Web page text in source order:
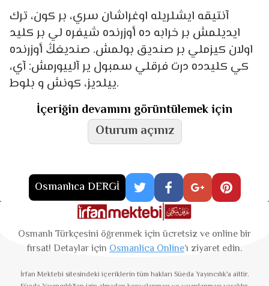
آنتيقه ايشلريله اوغراشان سري، بر كون، ترك
ايديلمش بر خرابه ده أوزرنده شيفره لي بر كليد
اولان كيزملي بر صنديق بولمش. صنديغڭ أوزرنده
كي كليدده درت فرقلي سمبول ير آلييورمش: آي،
ييلديز، كونش و بلوط.
İçeriğin devamını görüntülemek için
Oturum açınız
Osmanlıca DERGİ
Osmanlı Türkçesini öğrenmek için ücretsiz ve online bir
fırsat! Detaylar için Osmanlica Online’ı ziyaret edin.
İrfan Mektebi sitesindeki içeriklerin tüm hakları Süeda Yayıncılık'a aittir.